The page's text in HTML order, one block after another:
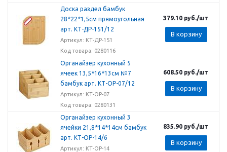
Доска раздел бамбук
28*22*1,5см прямоугольная
арт. КТ-ДР-151/12
Артикул: КТ-ДР-151
Код товара: 0280116
379.10руб./шт
В корзину
Органайзер кухонный 5
ячеек 13,5*16*13см №7
бамбук арт. КТ-ОР-07/12
Артикул: КТ-ОР-07
Код товара: 0280131
608.50руб./шт
В корзину
Органайзер кухонный 3
ячейки 21,8*14*14см бамбук
арт. КТ-ОР-14/6
Артикул: КТ-ОР-14
835.90руб./шт
В корзину